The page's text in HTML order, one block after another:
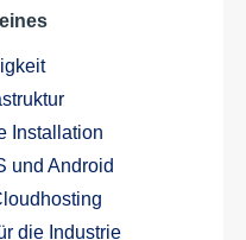
Installation
und Android
die Industrie